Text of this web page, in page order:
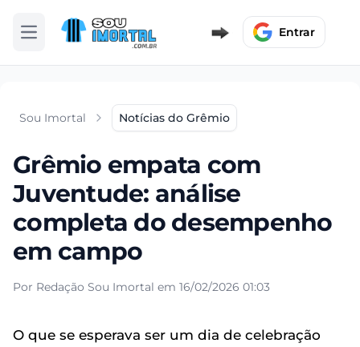
Abrir menu Entrar
Sou Imortal Notícias do Grêmio
Grêmio empata com
Juventude: análise
completa do desempenho
em campo
Por Redação Sou Imortal em 16/02/2026 01:03
O que se esperava ser um dia de celebração